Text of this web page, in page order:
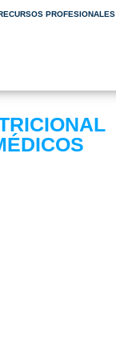
PROFESIONALES